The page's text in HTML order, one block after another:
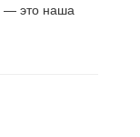
— это наша